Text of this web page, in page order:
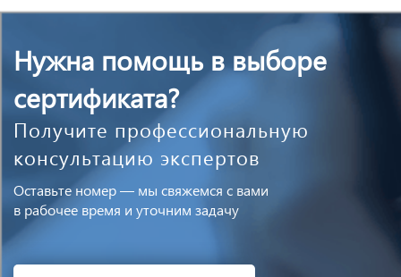
Нужна помощь в выборе
сертификата?
Получите профессиональную
консультацию экспертов
Оставьте номер — мы свяжемся с вами
в рабочее время и уточним задачу